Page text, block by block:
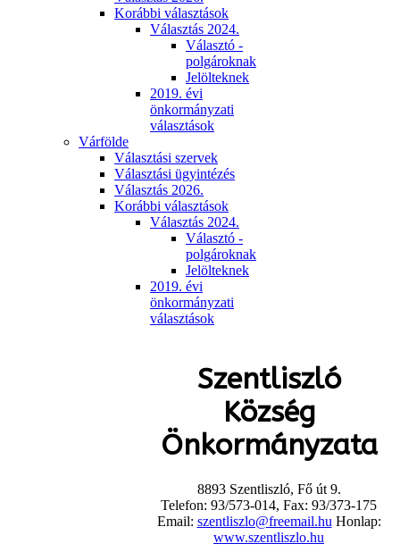
Korábbi választások
Választás 2024.
Választó -
polgároknak
Jelölteknek
2019. évi
önkormányzati
választások
Várfölde
Választási szervek
Választási ügyintézés
Választás 2026.
Korábbi választások
Választás 2024.
Választó -
polgároknak
Jelölteknek
2019. évi
önkormányzati
választások
Szentliszló
Község
Önkormányzata
8893 Szentliszló, Fő út 9.
Telefon: 93/573-014, Fax: 93/373-175
Email: szentliszlo@freemail.hu Honlap:
www.szentliszlo.hu